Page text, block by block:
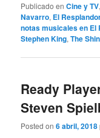
Publicado en Cine y TV
Navarro, El
notas musicales en El
Stephen King,The
Ready
Steven
Posted on6 abril, 2018